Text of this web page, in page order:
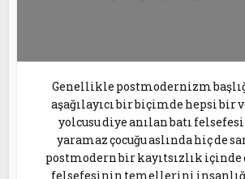
Genellikle postmodernizm
aşağılayıcı bir biçimde hepsi bir
yolcusu diye anılan batı
yaramaz çocuğu aslında hiç de
postmodern bir kayıtsızlık içinde
felsefesinin temellerini